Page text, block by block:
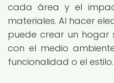
cada área y el
materiales. Al hacer
puede crear un hogar
con el medio
funcionalidad o el estilo.